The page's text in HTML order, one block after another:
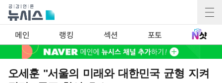
메인 랭킹 섹션 포토
오세훈 "서울의 미래와 대한민국 균형 지켜